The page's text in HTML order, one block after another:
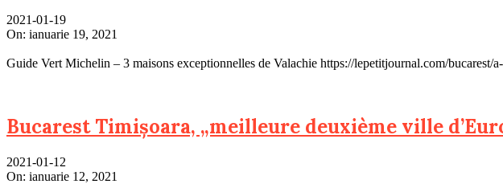
2021-01-19
On: ianuarie 19, 2021
Guide Vert Michelin – 3 maisons exceptionnelles de Valachie https://lepetitjournal.com/
Bucarest Timișoara, „meilleure deuxième ville
2021-01-12
On: ianuarie 12, 2021